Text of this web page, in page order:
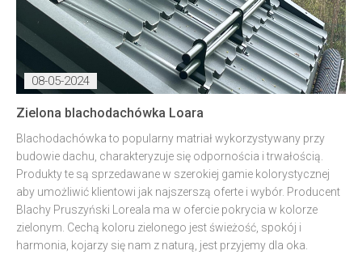
08-05-2024
Zielona blachodachówka Loara
Blachodachówka to popularny matriał wykorzystywany przy
budowie dachu, charakteryzuje się odpornościa i trwałością.
Produkty te są sprzedawane w szerokiej gamie kolorystycznej
aby umożliwić klientowi jak najszerszą oferte i wybór. Producent
Blachy Pruszyński Loreala ma w ofercie pokrycia w kolorze
zielonym. Cechą koloru zielonego jest świeżość, spokój i
harmonia, kojarzy się nam z naturą, jest przyjemy dla oka.